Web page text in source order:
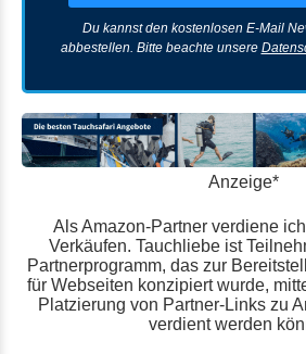
Du kannst den kostenlosen E-Mail
abbestellen. Bitte beachte unsere
Anzeige*
Als Amazon-Partner verdiene
Verkäufen. Tauchliebe ist
Partnerprogramm, das zur
für Webseiten konzipiert wurde,
Platzierung von Partner-Links zu
verdient werden